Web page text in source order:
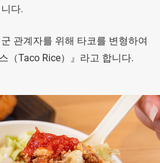
다.
관계자를 위해 타코를 변형하여
（Taco Rice）』라고 합니다.